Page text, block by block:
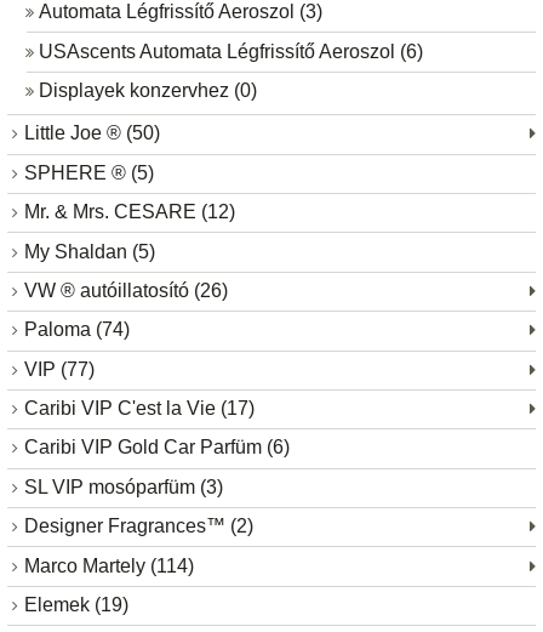
Automata Légfrissítő Aeroszol (3)
USAscents Automata Légfrissítő Aeroszol (6)
Displayek konzervhez (0)
Little Joe ® (50)
SPHERE ® (5)
Mr. & Mrs. CESARE (12)
My Shaldan (5)
VW ® autóillatosító (26)
Paloma (74)
VIP (77)
Caribi VIP C'est la Vie (17)
Caribi VIP Gold Car Parfüm (6)
SL VIP mosóparfüm (3)
Designer Fragrances™ (2)
Marco Martely (114)
Elemek (19)